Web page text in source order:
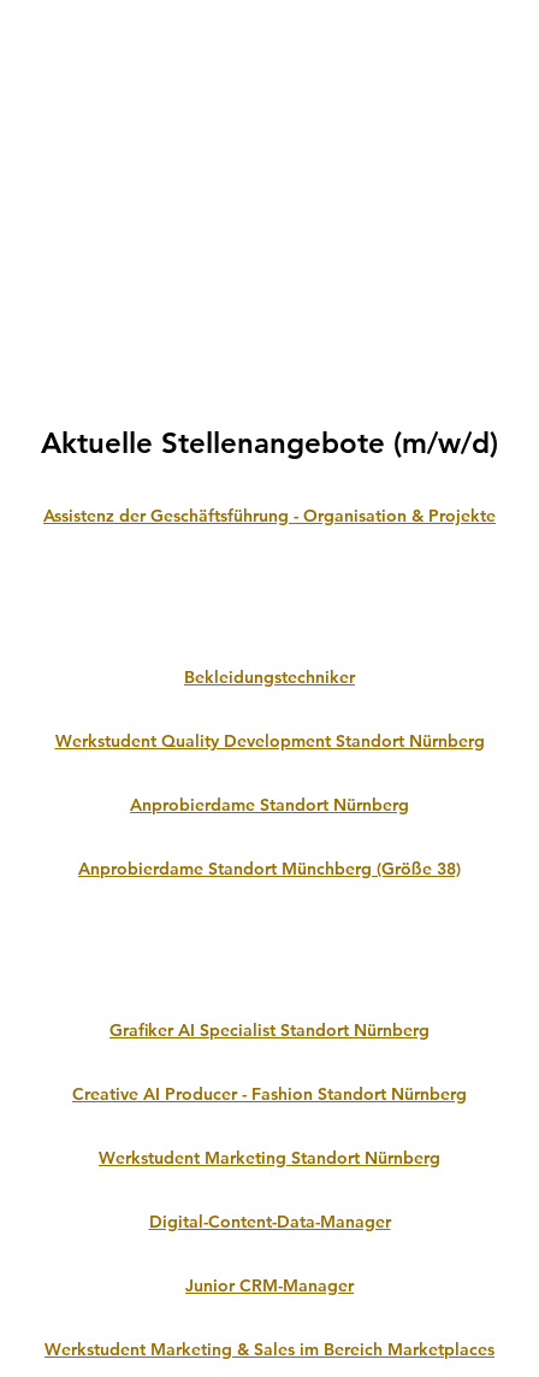
Aktuelle Stellenangebote (m/w/d)
Assistenz der Geschäftsführung - Organisation & Projekte
Bekleidungstechniker
Werkstudent Quality Development Standort Nürnberg
Anprobierdame Standort Nürnberg
Anprobierdame Standort Münchberg (Größe 38)
Grafiker AI Specialist Standort Nürnberg
Creative AI Producer - Fashion Standort Nürnberg
Werkstudent Marketing Standort Nürnberg
Digital-Content-Data-Manager
Junior CRM-Manager
Werkstudent Marketing & Sales im Bereich Marketplaces